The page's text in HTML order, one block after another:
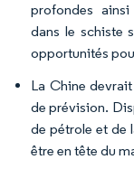
profondes
dans le schiste
opportunités
La Chine
de prévision.
de pétrole et de
être en tête du